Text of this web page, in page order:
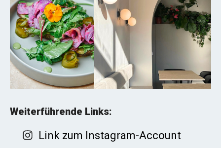
Weiterführende Links:
Link zum Instagram-Account